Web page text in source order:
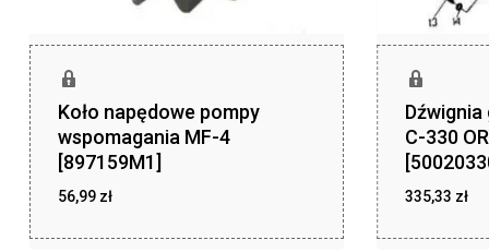
Koło napędowe pompy
wspomagania MF-4
[897159M1]
56,99 zł
Dźwignia
C-330
335,33 zł